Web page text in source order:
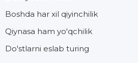
Boshda har xil qiyinchilik
Qiynasa ham yo'qchilik
Do'stlarni eslab turing